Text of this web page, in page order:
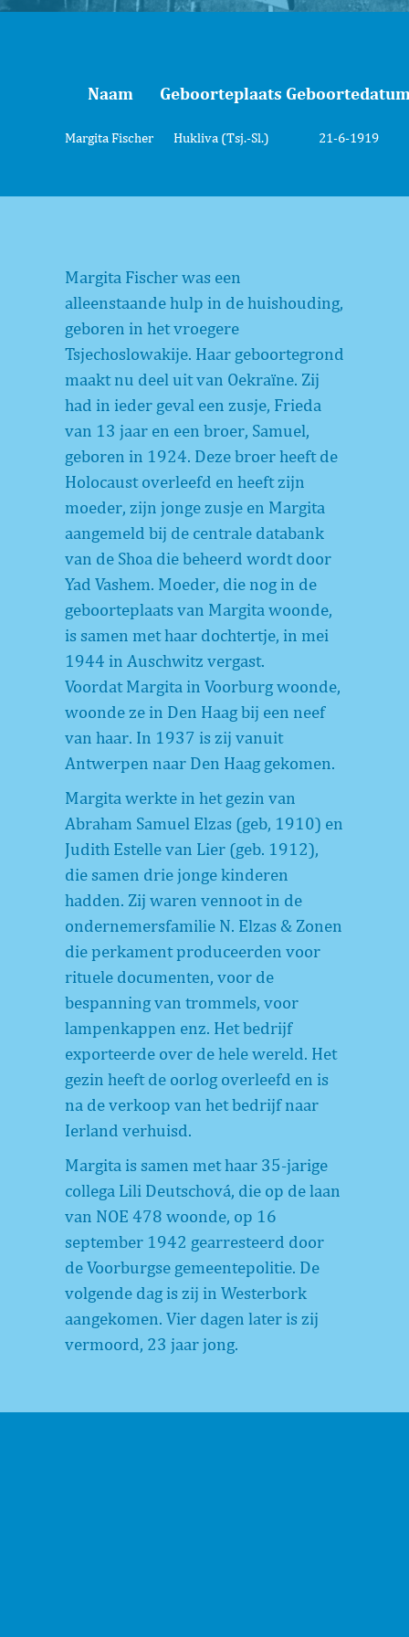
Naam Geboorteplaats
Margita Fischer Hukliva (Tsj.-Sl.) 21-6-1919
Margita Fischer was een
alleenstaande hulp in de huishouding,
geboren in het vroegere
Tsjechoslowakije. Haar geboortegrond
maakt nu deel uit van Oekraïne. Zij
had in ieder geval een zusje, Frieda
van 13 jaar en een broer, Samuel,
geboren in 1924. Deze broer heeft de
Holocaust overleefd en heeft zijn
moeder, zijn jonge zusje en Margita
aangemeld bij de centrale databank
van de Shoa die beheerd wordt door
Yad Vashem. Moeder, die nog in de
geboorteplaats van Margita woonde,
is samen met haar dochtertje, in mei
1944 in Auschwitz vergast.
Voordat Margita in Voorburg woonde,
woonde ze in Den Haag bij een neef
van haar. In 1937 is zij vanuit
Antwerpen naar Den Haag gekomen.
Margita werkte in het gezin van
Abraham Samuel Elzas (geb, 1910) en
Judith Estelle van Lier (geb. 1912),
die samen drie jonge kinderen
hadden. Zij waren vennoot in de
ondernemersfamilie N. Elzas & Zonen
die perkament produceerden voor
rituele documenten, voor de
bespanning van trommels, voor
lampenkappen enz. Het bedrijf
exporteerde over de hele wereld. Het
gezin heeft de oorlog overleefd en is
na de verkoop van het bedrijf naar
Ierland verhuisd.
Margita is samen met haar 35-jarige
collega Lili Deutschová, die op de laan
van NOE 478 woonde, op 16
september 1942 gearresteerd door
de Voorburgse gemeentepolitie. De
volgende dag is zij in Westerbork
aangekomen. Vier dagen later is zij
vermoord, 23 jaar jong.